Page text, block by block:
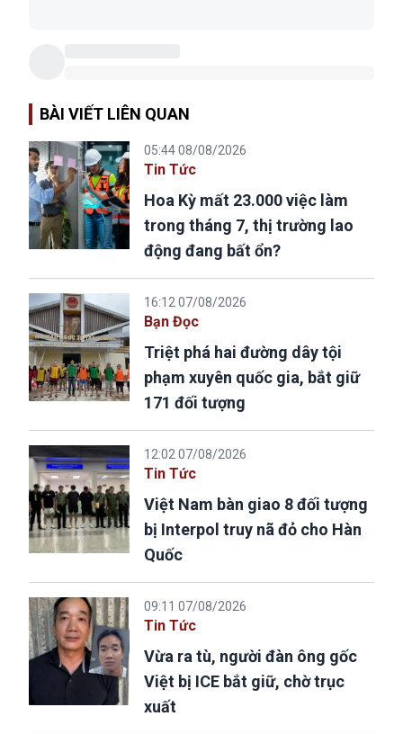
BÀI VIẾT LIÊN QUAN
05:44 08/08/2026
Tin Tức
Hoa Kỳ mất 23.000 việc làm
trong tháng 7, thị trường lao
động đang bất ổn?
16:12 07/08/2026
Bạn Đọc
Triệt phá hai đường dây tội
phạm xuyên quốc gia, bắt giữ
171 đối tượng
12:02 07/08/2026
Tin Tức
Việt Nam bàn giao 8 đối tượng
bị Interpol truy nã đỏ cho Hàn
Quốc
09:11 07/08/2026
Tin Tức
Vừa ra tù, người đàn ông gốc
Việt bị ICE bắt giữ, chờ trục
xuất